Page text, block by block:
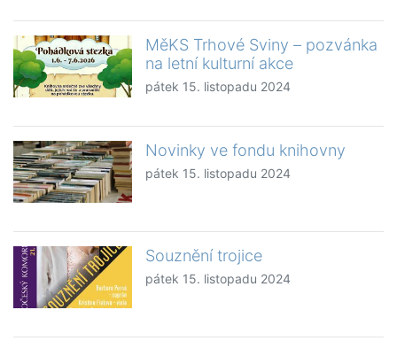
MěKS Trhové Sviny – pozvánka
na letní kulturní akce
pátek 15. listopadu 2024
Novinky ve fondu knihovny
pátek 15. listopadu 2024
Souznění trojice
pátek 15. listopadu 2024